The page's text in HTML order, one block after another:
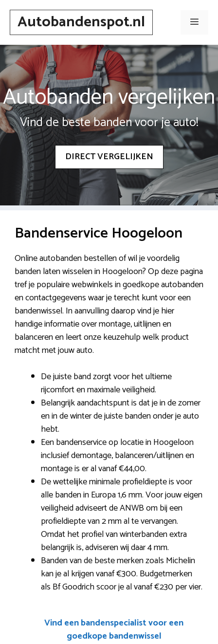
Spring
inhoudAutobandenspot.nl Menu
Autobanden vergelijken
Vind de beste banden voor je auto!
DIRECT VERGELIJKEN
Bandenservice Hoogeloon
Online autobanden bestellen of wil je voordelig
banden laten wisselen in Hoogeloon? Op deze pagina
tref je populaire webwinkels in goedkope autobanden
en contactgegevens waar je terecht kunt voor een
bandenwissel. In aanvulling daarop vind je hier
handige informatie over montage, uitlijnen en
balanceren en leert onze keuzehulp welk product
matcht met jouw auto.
De juiste band zorgt voor het ultieme
rijcomfort en maximale veiligheid.
Belangrijk aandachtspunt is dat je in de zomer
en in de winter de juiste banden onder je auto
hebt.
Een bandenservice op locatie in Hoogeloon
inclusief demontage, balanceren/uitlijnen en
montage is er al vanaf €44,00.
De wettelijke minimale profieldiepte is voor
alle banden in Europa 1,6 mm. Voor jouw eigen
veiligheid adviseert de ANWB om bij een
profieldiepte van 2 mm al te vervangen.
Omdat het profiel van winterbanden extra
belangrijk is, adviseren wij daar 4 mm.
Banden van de beste merken zoals Michelin
kan je al krijgen vanaf €300. Budgetmerken
als Bf Goodrich scoor je al vanaf €230 per vier.
Vind een bandenspecialist voor een
goedkope bandenwissel